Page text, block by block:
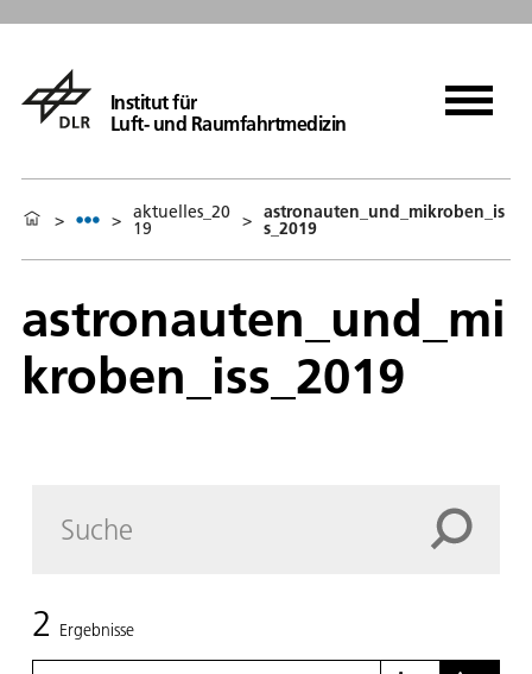
Institut für
Luft- und Raumfahrtmedizin
> > aktuelles_20
19 > astronauten_und_mikroben_is
s_2019
astronauten_und_mi
kroben_iss_2019
2 Ergebnisse